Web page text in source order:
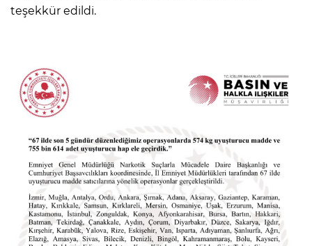
teşekkür edildi.